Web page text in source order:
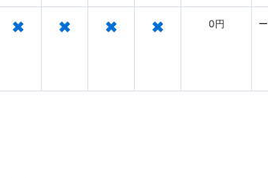
× × × × 0円 ー